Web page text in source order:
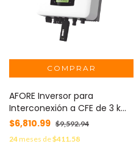
AFORE Inversor para
Interconexión a CFE de 3 kW
con Salida de 220 Vca,
Módulo Wifi Incluido MOD:
HNS3000TL1
$6,810.99 $9,592.94
24meses de$411.58